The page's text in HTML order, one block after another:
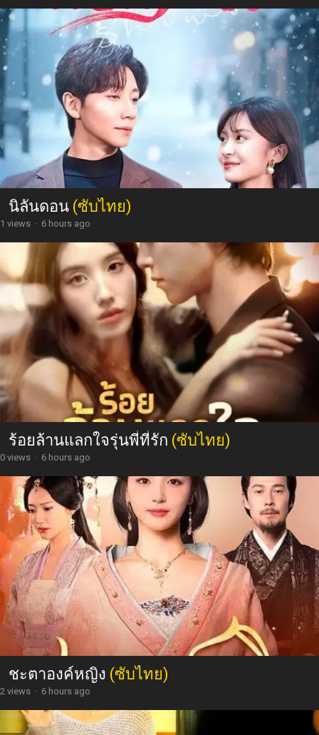
นิลันดอน (ซับไทย)
1 views · 6 hours ago
ร้อยล้านแลกใจรุ่นพี่ที่รัก (ซับไทย)
0 views · 6 hours ago
ชะตาองค์หญิง (ซับไทย)
2 views · 6 hours ago